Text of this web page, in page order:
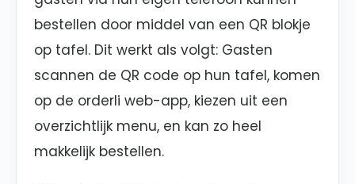
bestellen door middel van een QR blokje
op tafel. Dit werkt als volgt: Gasten
scannen de QR code op hun tafel, komen
op de orderli web-app, kiezen uit een
overzichtlijk menu, en kan zo heel
makkelijk bestellen.